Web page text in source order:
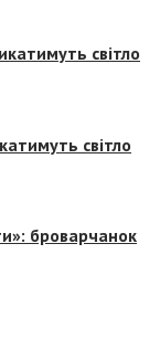
світло
світло
броварчанок